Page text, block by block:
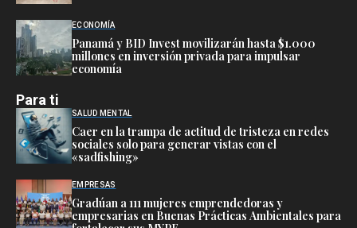
ECONOMÍA
Panamá y BID Invest movilizarán hasta $1.000
millones en inversión privada para impulsar
economía
Para ti
SALUD MENTAL
Caer en la trampa de actitud de tristeza en redes
sociales solo para generar vistas con el
«sadfishing»
EMPRESAS
Gradúan a 111 mujeres emprendedoras y
empresarias en Buenas Prácticas Ambientales para